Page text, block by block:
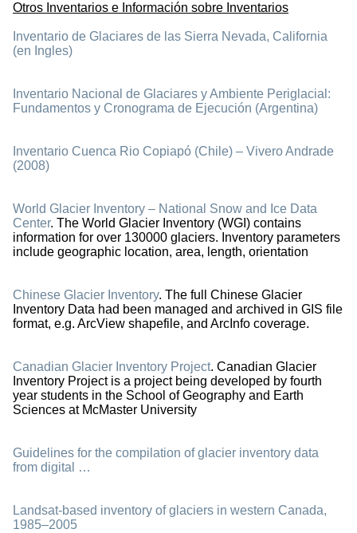
Otros Inventarios e Información sobre Inventarios
Inventario de Glaciares de las Sierra Nevada, California
(en Ingles)
Inventario Nacional de Glaciares y Ambiente Periglacial:
Fundamentos y Cronograma de Ejecución (Argentina)
Inventario Cuenca Rio Copiapó (Chile) – Vivero Andrade
(2008)
World Glacier Inventory – National Snow and Ice Data
Center. The World Glacier Inventory (WGI) contains
information for over 130000 glaciers. Inventory parameters
include geographic location, area, length, orientation
Chinese Glacier Inventory. The full Chinese Glacier
Inventory Data had been managed and archived in GIS file
format, e.g. ArcView shapefile, and ArcInfo coverage.
Canadian Glacier Inventory Project. Canadian Glacier
Inventory Project is a project being developed by fourth
year students in the School of Geography and Earth
Sciences at McMaster University
Guidelines for the compilation of glacier inventory data
from digital …
Landsat-based inventory of glaciers in western Canada,
1985–2005